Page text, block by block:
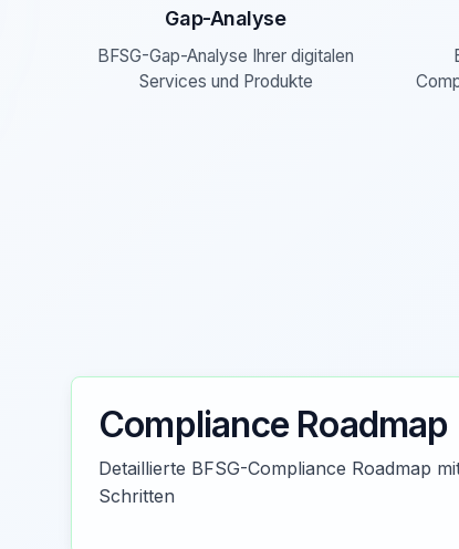
Gap-Analyse
BFSG-Gap-Analyse Ihrer digitalen
Services und Produkte
Compliance Roadmap
Detaillierte BFSG-Compliance Roadmap
Schritten